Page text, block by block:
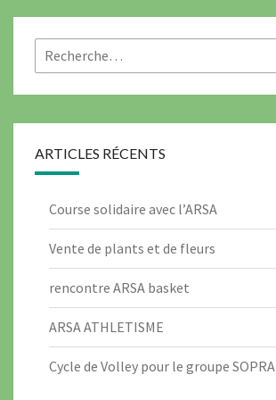
Rechercher :
ARTICLES RÉCENTS
Course solidaire avec l’ARSA
Vente de plants et de fleurs
rencontre ARSA basket
ARSA ATHLETISME
Cycle de Volley pour le groupe SOPRA